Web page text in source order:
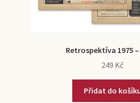
Retrospektíva 1975 –
249 Kč
Přidat do